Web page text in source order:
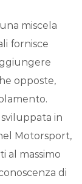
miscela
fornisce
opposte,
in
Motorsport,
al massimo
di